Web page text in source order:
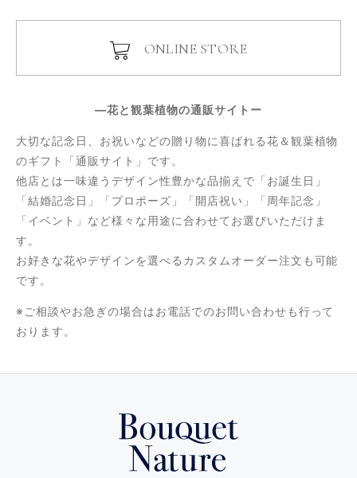
ONLINE STORE
―花と観葉植物の通販サイトー
大切な記念日、お祝いなどの贈り物に喜ばれる花＆観葉植物
のギフト「通販サイト」です。
他店とは一味違うデザイン性豊かな品揃えで「お誕生日」
「結婚記念日」「プロポーズ」「開店祝い」「周年記念」
「イベント」など様々な用途に合わせてお選びいただけま
す。
お好きな花やデザインを選べるカスタムオーダー注文も可能
です。
※ご相談やお急ぎの場合はお電話でのお問い合わせも行って
おります。